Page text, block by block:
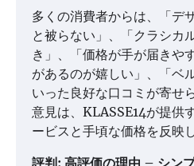
多くの消費者からは、「デ
と被らない」、「クラシカ
き」、「価格が手が届きや
があるのが嬉しい」、「ベ
いった良好な口コミが寄せ
意見は、KLASSE14が提供
ービスと手頃な価格を反映